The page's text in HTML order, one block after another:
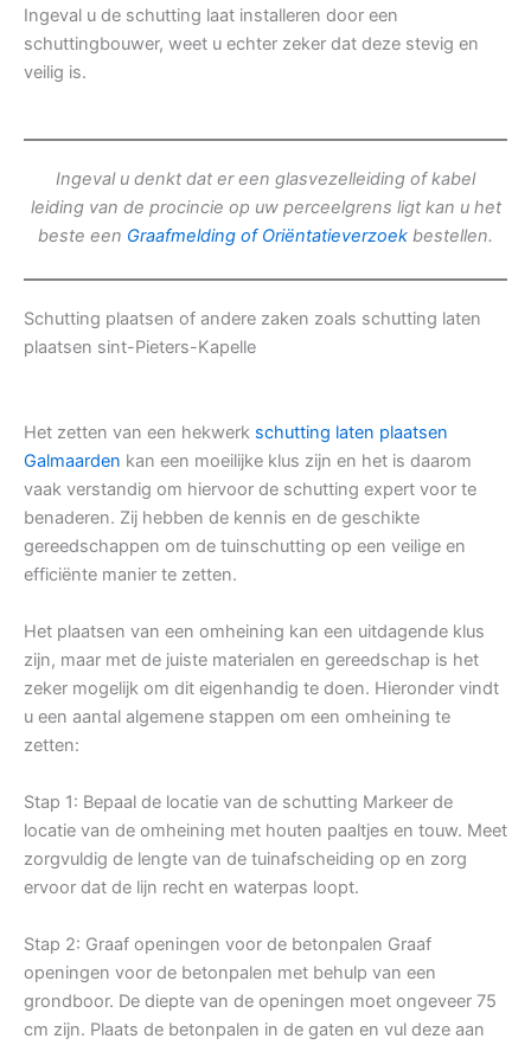
Ingeval u de schutting laat installeren door een
schuttingbouwer, weet u echter zeker dat deze stevig en
veilig is.
Ingeval u denkt dat er een glasvezelleiding of kabel
leiding van de procincie op uw perceelgrens ligt kan u het
beste een Graafmelding of Oriëntatieverzoek bestellen.
Schutting plaatsen of andere zaken zoals schutting laten
plaatsen sint-Pieters-Kapelle
Het zetten van een hekwerk schutting laten plaatsen
Galmaarden kan een moeilijke klus zijn en het is daarom
vaak verstandig om hiervoor de schutting expert voor te
benaderen. Zij hebben de kennis en de geschikte
gereedschappen om de tuinschutting op een veilige en
efficiënte manier te zetten.
Het plaatsen van een omheining kan een uitdagende klus
zijn, maar met de juiste materialen en gereedschap is het
zeker mogelijk om dit eigenhandig te doen. Hieronder vindt
u een aantal algemene stappen om een omheining te
zetten:
Stap 1: Bepaal de locatie van de schutting Markeer de
locatie van de omheining met houten paaltjes en touw. Meet
zorgvuldig de lengte van de tuinafscheiding op en zorg
ervoor dat de lijn recht en waterpas loopt.
Stap 2: Graaf openingen voor de betonpalen Graaf
openingen voor de betonpalen met behulp van een
grondboor. De diepte van de openingen moet ongeveer 75
cm zijn. Plaats de betonpalen in de gaten en vul deze aan